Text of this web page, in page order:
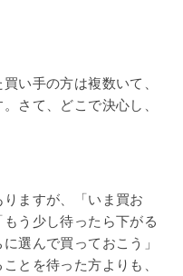
い手の方は複数いて、
さて、どこで決心し、
ますが、「いま買お
う少し待ったら下がる
選んで買っておこう」
とを待った方よりも、